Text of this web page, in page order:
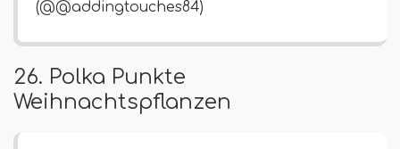
(@@addingtouches84)
26. Polka Punkte
Weihnachtspflanzen